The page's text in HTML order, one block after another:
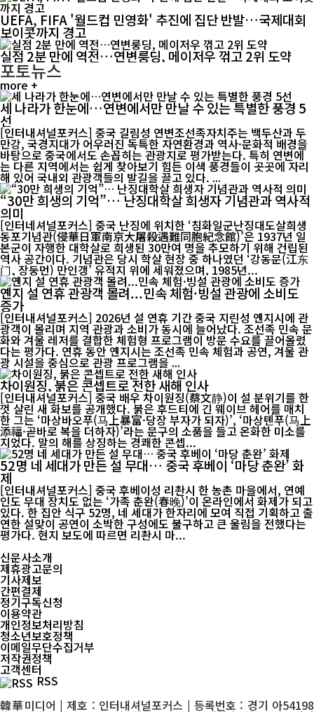
UEFA, FIFA '월드컵 민영화' 추진에 집단 반발…국제대회
보이콧까지 경고
실점 2분 만에 역전…연변룽딩, 메이저우 꺾고 2위 도약
포토뉴스
more +
세 나라가 한눈에…연변에서만 만날 수 있는 특별한 풍경 5
선
[인터내셔널포커스] 중국 길림성 연변조선족자치주는 백두산과 두
만강, 국경지대가 어우러진 독특한 자연환경과 역사·문화적 배경을
바탕으로 중국에서도 손꼽히는 관광지로 평가받는다. 특히 연변에
는 다른 지역에서는 쉽게 찾아보기 힘든 이색 풍경들이 곳곳에 자리
해 있어 국내외 관광객들의 발길을 끌고 있다. ...
“30만 희생의 기억”… 난징대학살 희생자 기념관과 역사적
의미
[인터네셔널포커스] 중국 난징에 위치한 ‘침화일군난징대도살희생
동포기념관(侵華日軍南京大屠殺遇難同胞紀念館)’은 1937년 일
본군이 자행한 대학살로 희생된 30만여 명을 추모하기 위해 건립된
역사 공간이다. 기념관은 당시 학살 현장 중 하나였던 ‘강동문(江东
门, 장둥먼) 만인갱’ 유적지 위에 세워졌으며, 1985년...
옌지 설 연휴 관광객 몰려...민속 체험·빙설 관광에 소비도
증가
[인터내셔널포커스] 2026년 설 연휴 기간 중국 지린성 옌지시에 관
광객이 몰리며 지역 관광과 소비가 동시에 늘어났다. 조선족 민속 문
화와 겨울 레저를 결합한 체험형 프로그램이 방문 수요를 끌어올렸
다는 평가다. 연휴 동안 옌지시는 조선족 민속 체험과 공연, 겨울 관
광 시설을 중심으로 관광 프로그램을 ...
차이원징, 붉은 콘셉트로 전한 새해 인사
[인터내셔널포커스] 중국 배우 차이원징(蔡文静)이 설 분위기를 한
껏 살린 새 화보를 공개했다. 붉은 후드티에 긴 웨이브 헤어를 매치
한 그는 ‘마상바오푸(马上暴富·당장 부자가 되자)’, ‘마상톈푸(马上
添福·곧바로 복을 더하자)’라는 문구의 소품을 들고 온화한 미소를
지었다. 말의 해를 상징하는 경쾌한 콘셉...
52명 네 세대가 만든 설 무대… 중국 후베이 ‘마당 춘완’ 화
제
[인터내셔널포커스] 중국 후베이성 리촨시 한 농촌 마을에서, 연예
인도 무대 장치도 없는 ‘가족 춘완(春晚)’이 온라인에서 화제가 되고
있다. 한 집안 식구 52명, 네 세대가 한자리에 모여 직접 기획하고 출
연한 설맞이 공연이 소박한 구성에도 불구하고 큰 울림을 전했다는
평가다. 현지 보도에 따르면 리촨시 마...
신문사소개
제휴광고문의
기사제보
간편결제
정기구독신청
이용약관
개인정보처리방침
청소년보호정책
이메일무단수집거부
저작권정책
고객센터
RSS
韓華미디어 | 제호 : 인터내셔널포커스 | 등록번호 : 경기 아54198